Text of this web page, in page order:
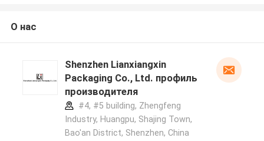
О нас
Shenzhen Lianxiangxin
Packaging Co., Ltd. профиль
производителя
#4, #5 building, Zhengfeng
Industry, Huangpu, Shajing Town,
Bao'an District, Shenzhen, China